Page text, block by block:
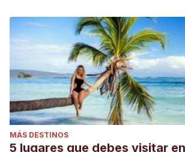
MÁS DESTINOS
5 lugares que debes visitar